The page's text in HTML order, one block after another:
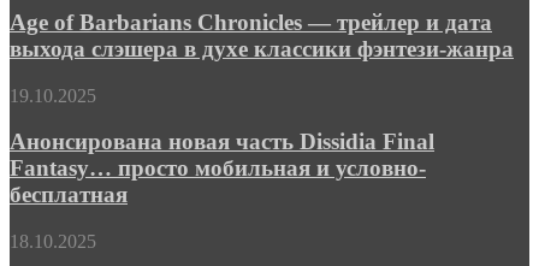
Barbarians
Chronicles
—
и
выхода
слэшера
в
классики
Age of Barbarians Chronicles — трейлер и дата
выхода слэшера в духе классики фэнтези-жанра
Анонсирована
часть
Dissidia
Final
Fantasy…
мобильная
19.10.2025
Анонсирована новая часть Dissidia Final
Fantasy… просто мобильная и условно-
бесплатная
КГ
18.10.2025